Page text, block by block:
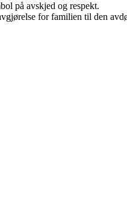
på avskjed og respekt.
for familien til den